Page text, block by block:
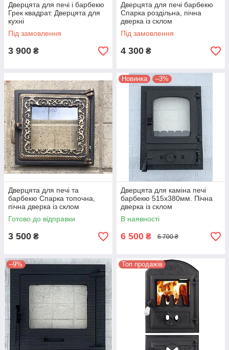
Дверцята для печі і барбекю
Грек квадрат. Дверцята для
кухні
Під замовлення
3 900 ₴
Дверцята для печі барбекю
Спарка роздільна, пічна
дверка із склом
Під замовлення
4 300 ₴
Дверцята для печі та
барбекю Спарка топочна,
пічна дверка із склом
Готово до відправки
3 500 ₴
Новинка –3%
Дверцята для каміна печі
барбекю 515х380мм. Пічна
дверка із склом
В наявності
6 500 ₴ 6 700 ₴
–9% Топ продажів